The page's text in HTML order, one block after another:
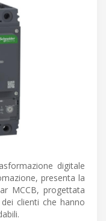
digitale
presenta la
MCCB, progettata
clienti che hanno